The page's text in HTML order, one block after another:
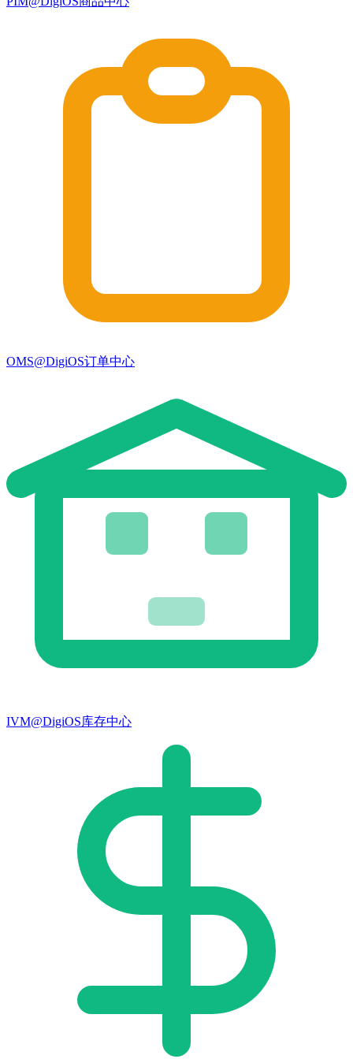
OMS@DigiOS订单中心
IVM@DigiOS库存中心